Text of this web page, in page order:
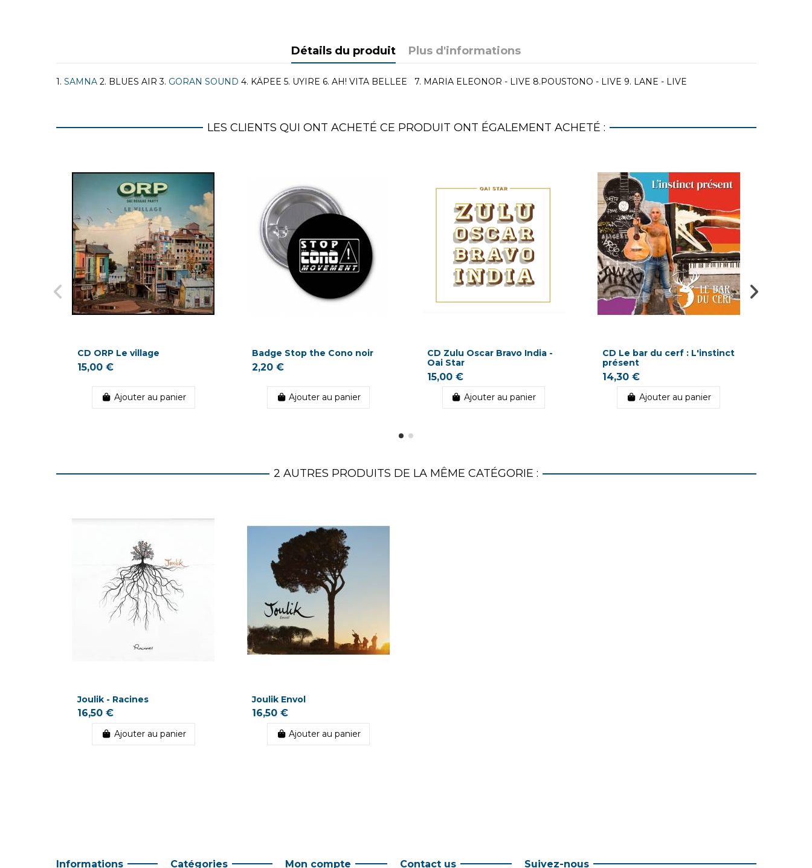
Détails du produit Plus d'informations
1. SAMNA2. BLUES AIR 3. GORAN SOUND 4. KÄPEE 5. UYIRE 6. AH! VITA BELLEE 7. MARIA ELEONOR - LIVE 8.POUSTONO - LIVE 9. LANE - LIVE
LES CLIENTS QUI ONT ACHETÉ CE PRODUIT ONT ÉGALEMENT ACHETÉ :
CD ORP Le village
15,00 €
Ajouter au panier
Badge Stop the Cono noir
2,20 €
Ajouter au panier
CD Zulu Oscar Bravo India -
Oai Star
15,00 €
Ajouter au panier
CD Le bar du cerf : L'instinct
présent
14,30 €
Ajouter au panier
2 AUTRES PRODUITS DE LA MÊME CATÉGORIE :
Joulik - Racines
16,50 €
Ajouter au panier
Joulik Envol
16,50 €
Ajouter au panier
Informations Catégories Mon compte Contact us Suivez-nous